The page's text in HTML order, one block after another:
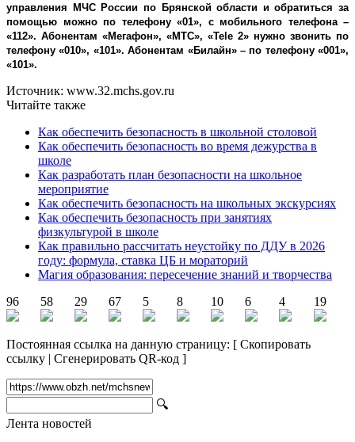
управления МЧС России по Брянской области и обратиться за
помощью можно по телефону «01», с мобильного телефона –
«112». Абонентам «Мегафон», «МТС», «Tele 2» нужно звонить по
телефону «010», «101». Абонентам «Билайн» – по телефону «001»,
«101».
Источник: www.32.mchs.gov.ru
Читайте также
Как обеспечить безопасность в школьной столовой
Как обеспечить безопасность во время дежурства в
школе
Как разработать план безопасности на школьное
мероприятие
Как обеспечить безопасность на школьных экскурсиях
Как обеспечить безопасность при занятиях
физкультурой в школе
Как правильно рассчитать неустойку по ДДУ в 2026
году: формула, ставка ЦБ и мораторий
Магия образования: пересечение знаний и творчества
96
58 29 67 5 8 10 6 4 19
Постоянная ссылка на данную страницу: [ Скопировать
ссылку | Сгенерировать QR-код ]
🔍
Лента новостей